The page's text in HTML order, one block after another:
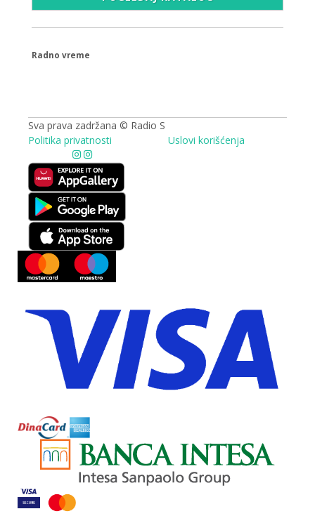
Radno vreme
Sva prava zadržana © Radio S
Politika privatnosti
Uslovi korišćenja